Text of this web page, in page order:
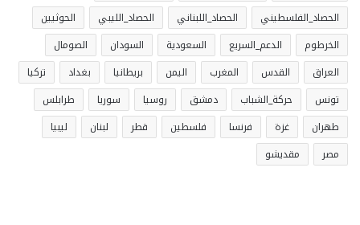
الحصاد_الفلسطيني
الحصاد_اللبناني الحصاد_الليبي
الحوثيين
الخرطوم
الدعم_السريع السعودية السودان
الصومال
العراق
القدس المغرب اليمن بريطانيا بغداد
تركيا
تونس
حركة_الشباب دمشق روسيا سوريا
طرابلس
طهران
غزة فرنسا فلسطين قطر لبنان
ليبيا
مصر
مقديشو